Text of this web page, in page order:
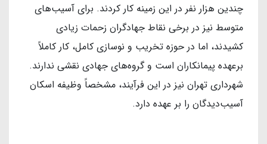
چندین هزار نفر در این زمینه کار کردند. برای آسیب‌های
متوسط نیز در برخی نقاط جهادگران زحمات زیادی
کشیدند، اما در حوزه تخریب و نوسازی کامل، کار کاملاً
برعهده پیمانکاران است و گروه‌های جهادی نقشی ندارند.
شهرداری تهران نیز در این فرآیند، مشخصاً وظیفه اسکان
آسیب‌دیدگان را بر عهده دارد.